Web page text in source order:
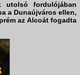
utolsó fordulójában
a Dunaújváros ellen,
az Alcoátfogadta